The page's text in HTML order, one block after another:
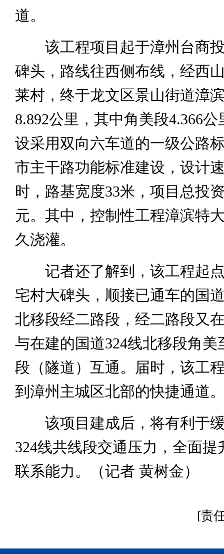
道。
该工程项目起于漳州台商投
碑头，路线往西侧布线，经西
莱村，终于龙文区景山街道漳
8.892公里，其中角美段4.366
设采用双向六车道的一级公路
市主干路功能标准建设，设计
时，路基宽度33米，项目总投
元。其中，控制性工程漳滨特
久浇灌。
记者还了解到，该工程起点
宅村大碑头，顺接已通车的国
北移段经二路段，经二路段又
与在建的国道324线北移段角美
段（隧道）互通。届时，该工
到漳州主城区北部的快捷通道
该项目建成后，将有利于缓
324线共线段交通压力，全面提
联系能力。（记者 黄树金）
[责